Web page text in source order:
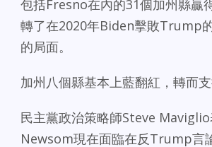
包括Fresno在內的31個加州縣贏
轉了在2020年Biden擊敗Trump
的局面。
加州八個縣基本上藍翻紅，轉而
民主黨政治策略師Steve Maviglio
Newsom現在面臨在反Trump言